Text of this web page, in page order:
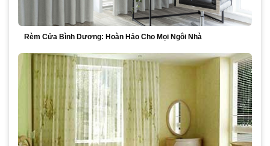
Rèm Cửa Bình Dương: Hoàn Hảo Cho Mọi Ngôi Nhà